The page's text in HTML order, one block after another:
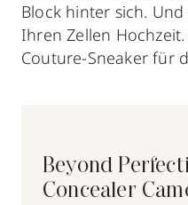
Block hinter sich.
Ihren Zellen
Couture-Sneaker für
Beyond
Concealer